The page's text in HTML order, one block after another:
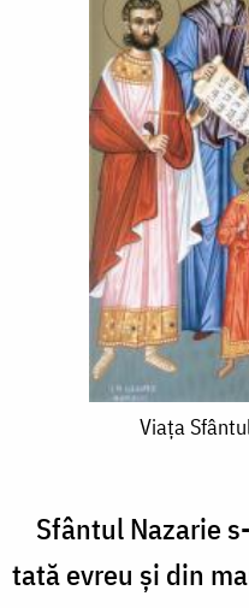
Mucenic
Chelsie
Viaţa
Sfântul Nazarie
tată evreu şi din